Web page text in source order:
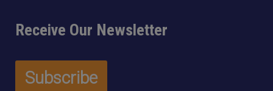
Receive Our Newsletter